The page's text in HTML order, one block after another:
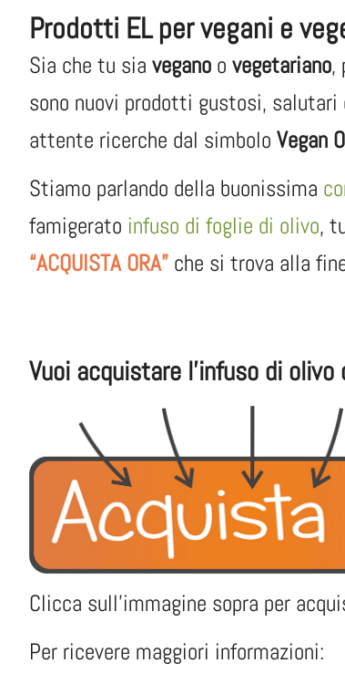
Prodotti EL per vegani e
Sia che tu sia vegano o vegetariano,
sono nuovi prodotti gustosi,
attente ricerche dal simbolo Vegan
Stiamo parlando della buonissima
famigerato infuso di foglie di olivo,
“ACQUISTA ORA” che si trova alla
Vuoi acquistare l'infuso di
Clicca sull'immagine sopra per
Per ricevere maggiori informazioni: